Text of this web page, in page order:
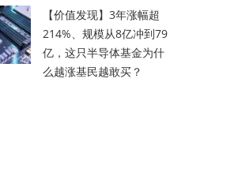
【价值发现】3年涨幅超
214%、规模从8亿冲到79
亿，这只半导体基金为什
么越涨基民越敢买？